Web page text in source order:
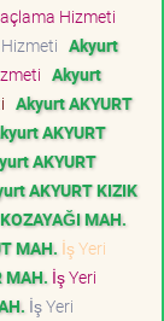
Hizmeti
Akyurt
Akyurt
Akyurt AKYURT
AKYURT
AKYURT
AKYURT KIZIK
MAH.
MAH. İş Yeri
MAH. İş Yeri
İş Yeri